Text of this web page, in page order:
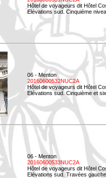
Hôtel de voyageurs dit Hôtel
Elévations sud. Cinquième
06 - Menton
20160600532NUC2A
Hôtel de voyageurs dit Hôtel
Elévations sud. Cinquième et
06 - Menton
20160600533NUC2A
Hôtel de voyageurs dit Hôtel
Elévations sud. Travées